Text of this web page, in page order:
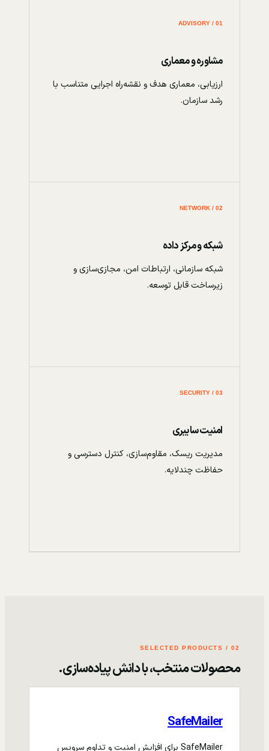
01 / ADVISORY
مشاوره و معماری
ارزیابی، معماری هدف و نقشه‌راه اجرایی متناسب با
رشد سازمان.
02 / NETWORK
شبکه و مرکز داده
شبکه سازمانی، ارتباطات امن، مجازی‌سازی و
زیرساخت قابل توسعه.
03 / SECURITY
امنیت سایبری
مدیریت ریسک، مقاوم‌سازی، کنترل دسترسی و
حفاظت چندلایه.
02 / SELECTED PRODUCTS
محصولات منتخب، با دانش پیاده‌سازی.
SafeMailer
SafeMailer برای افزایش امنیت و تداوم سرویس